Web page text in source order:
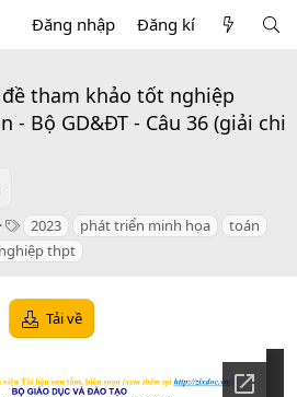
Đăng nhập Đăng kí
tham khảo tốt nghiệp
- Bộ GD&ĐT - Câu 36 (giải chi
T
a
g
2023 phát triển minh họa
toán
thpt
Tải về